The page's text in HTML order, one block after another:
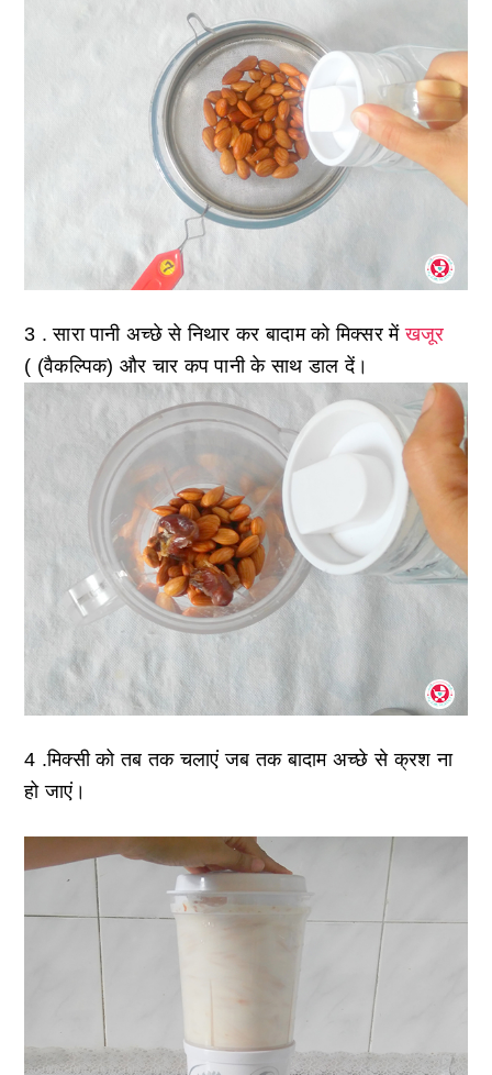
3 . सारा पानी अच्छे से निथार कर बादाम को मिक्सर मेंखजूर
( (वैकल्पिक) और चार कप पानी के साथ डाल दें।
4 .मिक्सी को तब तक चलाएं जब तक बादाम अच्छे से क्रश ना
हो जाएं।